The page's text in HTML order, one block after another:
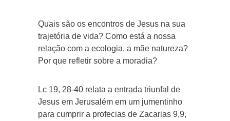
Quais são os encontros de Jesus na sua
trajetória de vida? Como está a nossa
relação com a ecologia, a mãe natureza?
Por que refletir sobre a moradia?
Lc 19, 28-40 relata a entrada triunfal de
Jesus em Jerusalém em um jumentinho
para cumprir a profecias de Zacarias 9,9,